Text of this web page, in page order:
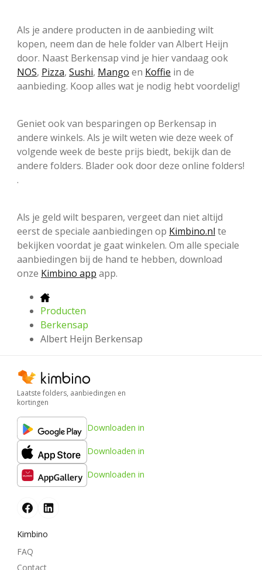
Als je andere producten in de aanbieding wilt
kopen, neem dan de hele folder van Albert Heijn
door. Naast Berkensap vind je hier vandaag ook
NOS, Pizza, Sushi, Mango en Koffie in de
aanbieding. Koop alles wat je nodig hebt voordelig!
Geniet ook van besparingen op Berkensap in
andere winkels. Als je wilt weten wie deze week of
volgende week de beste prijs biedt, bekijk dan de
andere folders. Blader ook door deze online folders!
.
Als je geld wilt besparen, vergeet dan niet altijd
eerst de speciale aanbiedingen op Kimbino.nl te
bekijken voordat je gaat winkelen. Om alle speciale
aanbiedingen bij de hand te hebben, download
onze Kimbino app app.
Producten
Berkensap
Albert Heijn Berkensap
Laatste folders, aanbiedingen en
kortingen
Downloaden in
Downloaden in
Downloaden in
Kimbino
FAQ
Contact